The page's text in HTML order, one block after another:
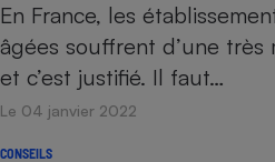
En France, les
âgées souffrent d’une très
et c’est justifié. Il faut…
Le 04 janvier 2022
CONSEILS